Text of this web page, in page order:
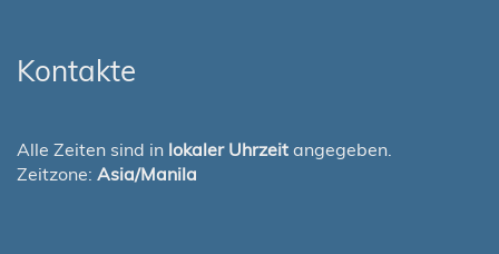
Kontakte
Alle Zeiten sind in lokaler Uhrzeit angegeben.
Zeitzone: Asia/Manila